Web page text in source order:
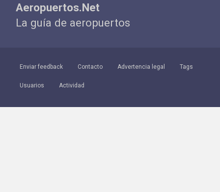
Aeropuertos.Net
La guía de aeropuertos
Enviar feedback Contacto Advertencia legal Tags
Usuarios Actividad